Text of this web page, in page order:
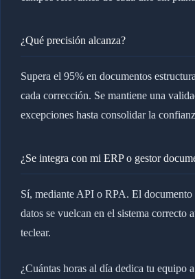
¿Qué precisión alcanza?
Supera el 95% en documentos
cada corrección. Se mantiene una
excepciones hasta consolidar la
¿Se integra con mi ERP o gestor
Sí, mediante API o RPA. El documento
datos se vuelcan en el sistema correcto
teclear.
¿Cuántas horas al día dedica tu equipo